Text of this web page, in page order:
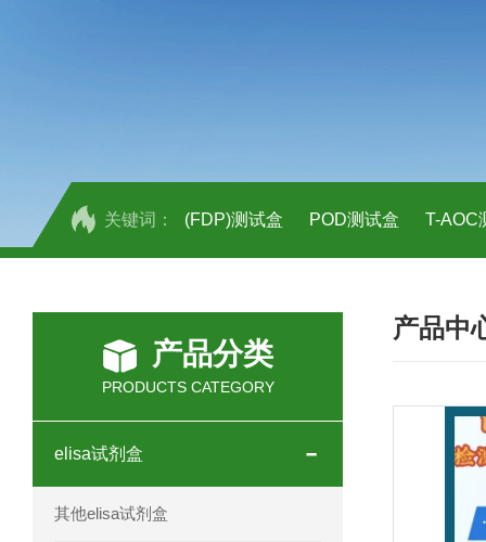
关键词： (FDP)测试盒 POD测试盒 T-AOC
人全式钴氨素2(HTSB2)elisa试剂盒现
人鞘脂(SPH)elisa试剂盒现货速发
人抗卵巢抗体(Anti-OV Ab)elisa试剂盒
人蓝氏贾第虫(GL)elisa试剂盒厂家直销
产品分类
PRODUCTS CATEGORY
elisa试剂盒
其他elisa试剂盒
产品中